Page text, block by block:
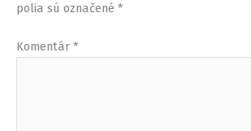
polia sú označené *
Komentár *